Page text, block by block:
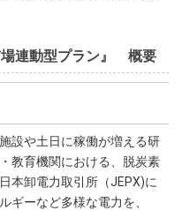
場連動型プラン』 概要
設や土日に稼働が増える研
教育機関における、脱炭素
本卸電力取引所（JEPX)に
ギーなど多様な電力を、